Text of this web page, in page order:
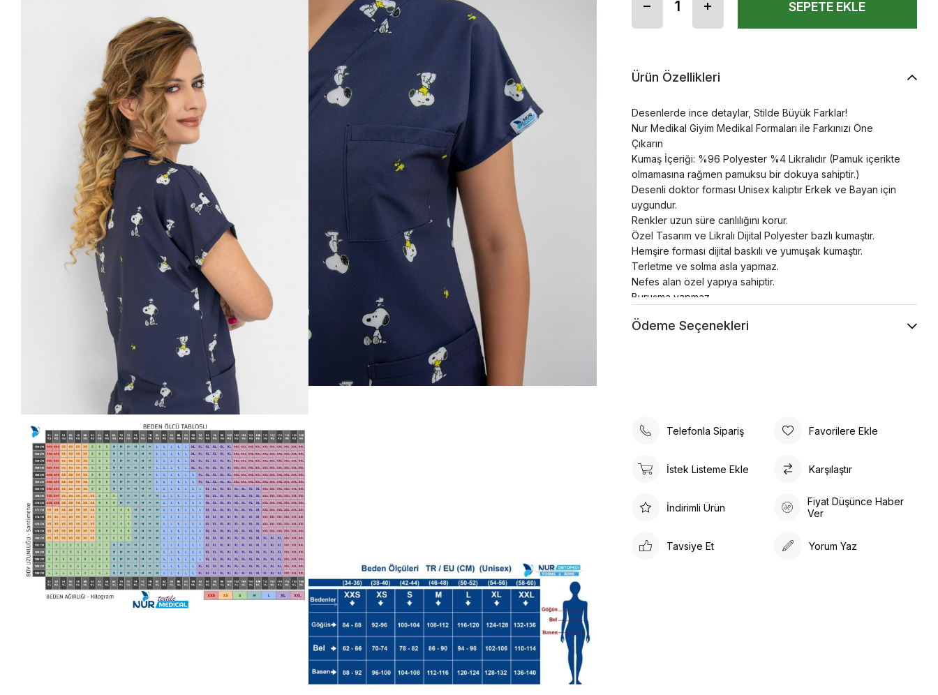
Ürün Özellikleri
Desenlerde ince detaylar, Stilde Büyük Farklar!
Nur Medikal Giyim Medikal Formaları ile Farkınızı Öne
Çıkarın
Kumaş İçeriği: %96 Polyester %4 Likralıdır (Pamuk içerikte
olmamasına rağmen pamuksu bir dokuya sahiptir.)
Desenli doktor forması Unisex kalıptır Erkek ve Bayan için
uygundur.
Renkler uzun süre canlılığını korur.
Özel Tasarım ve Likralı Dijital Polyester bazlı kumaştır.
Hemşire forması dijital baskılı ve yumuşak kumaştır.
Terletme ve solma asla yapmaz.
Nefes alan özel yapıya sahiptir.
Buruşma yapmaz.
30°’de kısa programda yıkanması önerilir.
Ödeme Seçenekleri
Telefonla Sipariş Favorilere Ekle
İstek Listeme Ekle Karşılaştır
İndirimli Ürün
Fiyat Düşünce Haber
Ver
Tavsiye Et Yorum Yaz